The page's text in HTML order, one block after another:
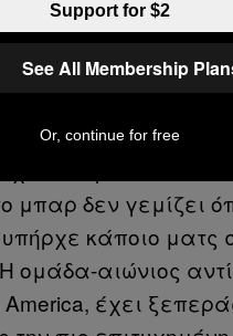
ο Cuco
της, αλλά ο
πως οι καλύτερες
περάσει πια και
μπαρ δεν γεμίζει
κάποιο ματς
ομάδα-αιώνιος
America, έχει
Support for $2
See All Membership
Or, continue for free